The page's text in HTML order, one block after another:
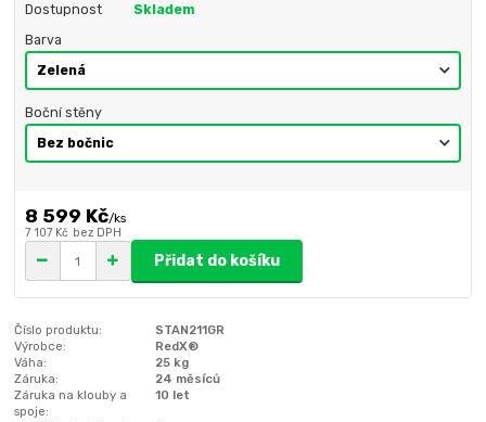
Dostupnost Skladem
Barva
Boční stěny
8 599 Kč/ks
7 107 Kč bez DPH
Přidat do košíku
Číslo produktu:
STAN211GR
Výrobce:
RedX®
Váha:
25 kg
Záruka:
24 měsíců
Záruka na klouby a
spoje:
10 let